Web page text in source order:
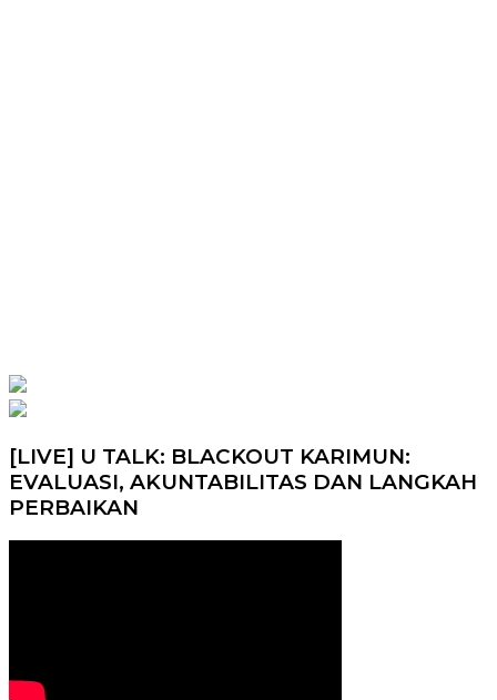
[LIVE] U TALK: BLACKOUT KARIMUN:
EVALUASI, AKUNTABILITAS DAN LANGKAH
PERBAIKAN